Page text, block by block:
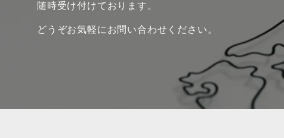
随時受け付けております。
どうぞお気軽にお問い合わせください。